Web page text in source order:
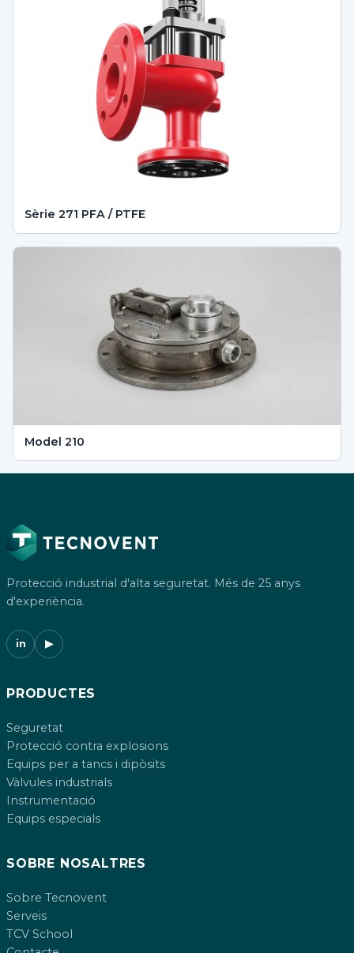
Sèrie 271 PFA / PTFE
Model 210
Protecció industrial d'alta seguretat. Més de 25 anys
d'experiència.
in ▶
PRODUCTES
Seguretat
Protecció contra explosions
Equips per a tancs i dipòsits
Vàlvules industrials
Instrumentació
Equips especials
SOBRE NOSALTRES
Sobre Tecnovent
Serveis
TCV School